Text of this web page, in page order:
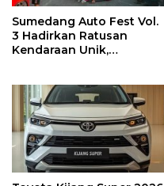
Sumedang Auto Fest Vol.
3 Hadirkan Ratusan
Kendaraan Unik,